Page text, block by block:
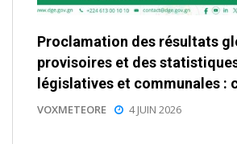
Proclamation des résultats
provisoires et des
législatives et communales :
VOXMETEORE 4 JUIN 2026